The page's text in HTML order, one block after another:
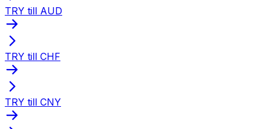
TRY till AUD
TRY till CHF
TRY till CNY